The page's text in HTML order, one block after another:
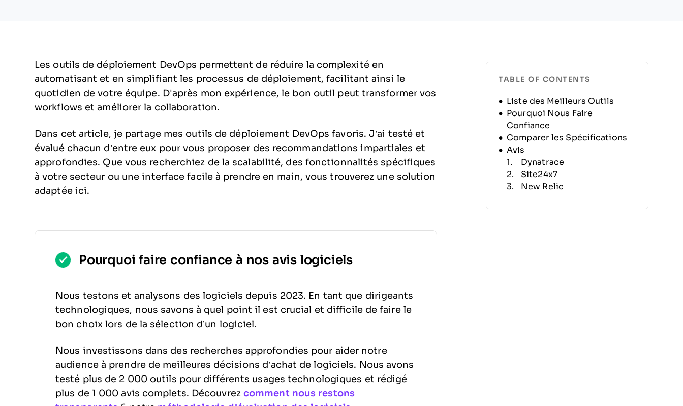
Les outils de déploiement DevOps permettent de réduire la complexité en
automatisant et en simplifiant les processus de déploiement, facilitant ainsi le
quotidien de votre équipe. D'après mon expérience, le bon outil peut transformer vos
workflows et améliorer la collaboration.
Dans cet article, je partage mes outils de déploiement DevOps favoris. J’ai testé et
évalué chacun d’entre eux pour vous proposer des recommandations impartiales et
approfondies. Que vous recherchiez de la scalabilité, des fonctionnalités spécifiques
à votre secteur ou une interface facile à prendre en main, vous trouverez une solution
adaptée ici.
Pourquoi faire confiance à nos avis logiciels
Nous testons et analysons des logiciels depuis 2023. En tant que dirigeants
technologiques, nous savons à quel point il est crucial et difficile de faire le
bon choix lors de la sélection d’un logiciel.
Nous investissons dans des recherches approfondies pour aider notre
audience à prendre de meilleures décisions d’achat de logiciels. Nous avons
testé plus de 2 000 outils pour différents usages technologiques et rédigé
plus de 1 000 avis complets. Découvrez comment nous restons
TABLE OF CONTENTS
Liste des Meilleurs Outils
Pourquoi Nous Faire
Confiance
Comparer les Spécifications
Avis
Dynatrace
Site24x7
New Relic
Copado